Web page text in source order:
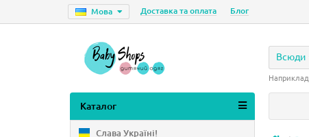
Мова Доставка та оплата Блог
Всюди
Каталог
Слава Україні!